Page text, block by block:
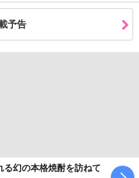
予告
る幻の本格焼酎を訪ねて